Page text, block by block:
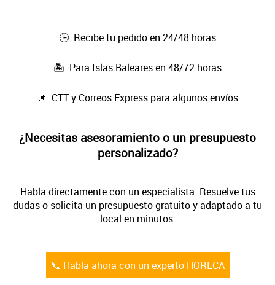
🕒 Recibe tu pedido en 24/48 horas
🏝️ Para Islas Baleares en 48/72 horas
📌 CTT y Correos Express para algunos envíos
¿Necesitas asesoramiento o un presupuesto
personalizado?
Habla directamente con un especialista. Resuelve tus
dudas o solicita un presupuesto gratuito y adaptado a tu
local en minutos.
📞 Habla ahora con un experto HORECA